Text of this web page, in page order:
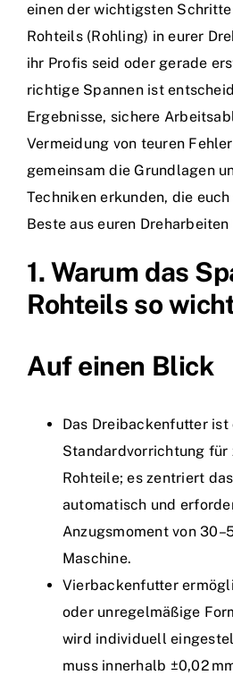
einen der wichtigsten Schritte
Rohteils (Rohling) in eurer
ihr Profis seid oder gerade
richtige Spannen ist
Ergebnisse, sichere
Vermeidung von teuren
gemeinsam die Grundlagen
Techniken erkunden, die
Beste aus euren
1. Warum das
Rohteils so
Auf einen Blick
Das Dreibackenfutter ist
Standardvorrichtung für
Rohteile; es zentriert
automatisch und
Anzugsmoment von 30 –
Maschine.
Vierbackenfutter
oder unregelmäßige
wird individuell
muss innerhalb ±0,02